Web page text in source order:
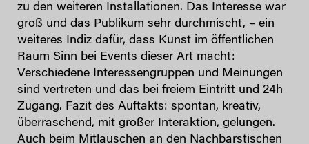
zu den weiteren Installationen. Das Interesse war
groß und das Publikum sehr durchmischt, – ein
weiteres Indiz dafür, dass Kunst im öffentlichen
Raum Sinn bei Events dieser Art macht:
Verschiedene Interessengruppen und Meinungen
sind vertreten und das bei freiem Eintritt und 24h
Zugang. Fazit des Auftakts: spontan, kreativ,
überraschend, mit großer Interaktion, gelungen.
Auch beim Mitlauschen an den Nachbarstischen